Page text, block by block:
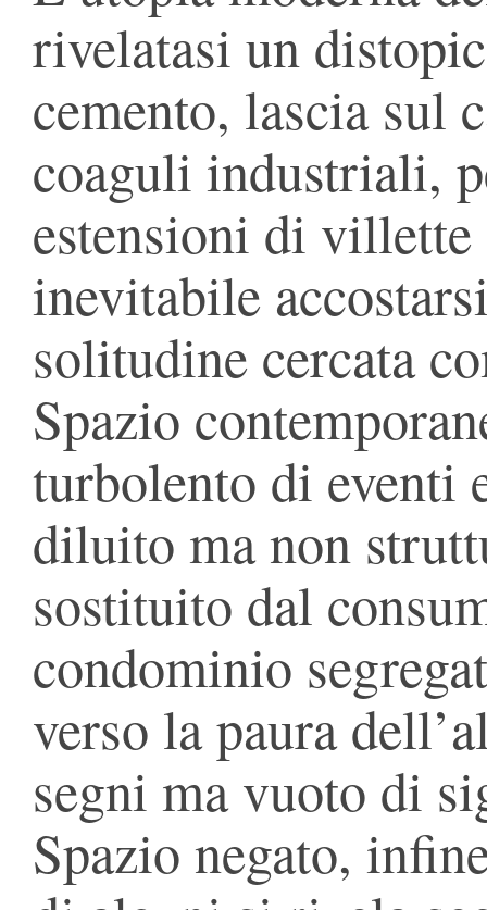
rivelatasi un
cemento, lascia sul
coaguli industriali,
estensioni di
inevitabile
solitudine cercata
Spazio
turbolento di eventi
diluito ma non
sostituito dal
condominio
verso la paura
segni ma vuoto di
Spazio negato,